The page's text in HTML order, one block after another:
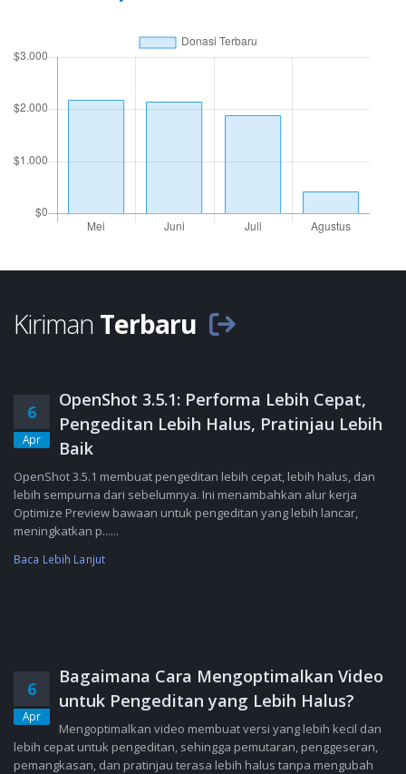
Kiriman Terbaru
6
Apr
OpenShot 3.5.1: Performa Lebih Cepat,
Pengeditan Lebih Halus, Pratinjau Lebih
Baik
OpenShot 3.5.1 membuat pengeditan lebih cepat, lebih halus, dan
lebih sempurna dari sebelumnya. Ini menambahkan alur kerja
Optimize Preview bawaan untuk pengeditan yang lebih lancar,
meningkatkan p......
Baca Lebih Lanjut
6
Apr
Bagaimana Cara Mengoptimalkan Video
untuk Pengeditan yang Lebih Halus?
Mengoptimalkan video membuat versi yang lebih kecil dan
lebih cepat untuk pengeditan, sehingga pemutaran, penggeseran,
pemangkasan, dan pratinjau terasa lebih halus tanpa mengubah